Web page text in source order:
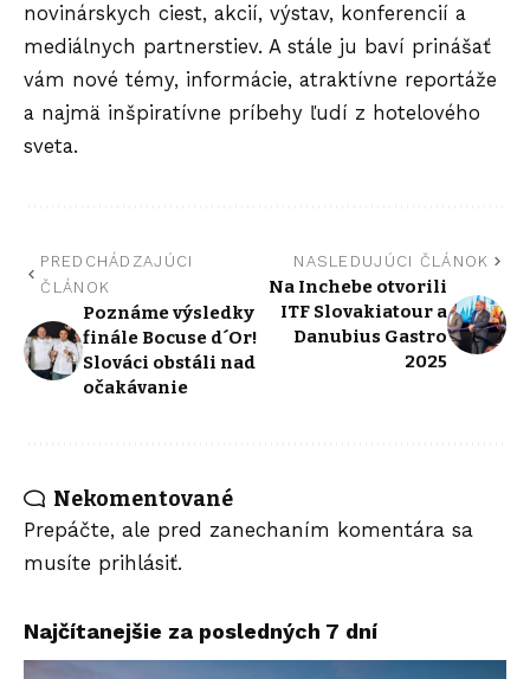
novinárskych ciest, akcií, výstav, konferencií a
mediálnych partnerstiev. A stále ju baví prinášať
vám nové témy, informácie, atraktívne reportáže
a najmä inšpiratívne príbehy ľudí z hotelového
sveta.
PREDCHÁDZAJÚCI
ČLÁNOK
Poznáme výsledky
finále Bocuse d´Or!
Slováci obstáli nad
očakávanie
NASLEDUJÚCI ČLÁNOK
Na Inchebe otvorili
ITF Slovakiatour a
Danubius Gastro
2025
Nekomentované
Prepáčte, ale pred zanechaním komentára sa
musíte prihlásiť.
Najčítanejšie za posledných 7 dní